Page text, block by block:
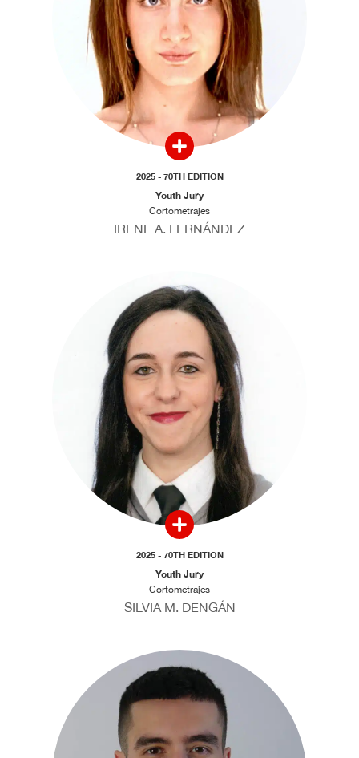
2025 - 70TH EDITION
Youth Jury
Cortometrajes
IRENE A. FERNÁNDEZ
2025 - 70TH EDITION
Youth Jury
Cortometrajes
SILVIA M. DENGÁN